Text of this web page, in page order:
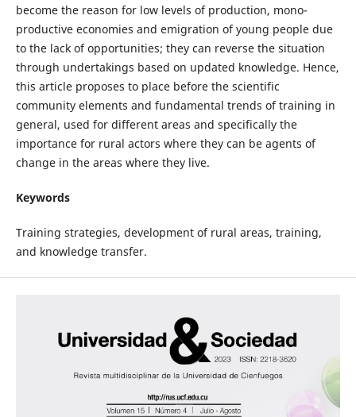
become the reason for low levels of production, mono-
productive economies and emigration of young people due
to the lack of opportunities; they can reverse the situation
through undertakings based on updated knowledge. Hence,
this article proposes to place before the scientific
community elements and fundamental trends of training in
general, used for different areas and specifically the
importance for rural actors where they can be agents of
change in the areas where they live.
Keywords
Training strategies, development of rural areas, training,
and knowledge transfer.